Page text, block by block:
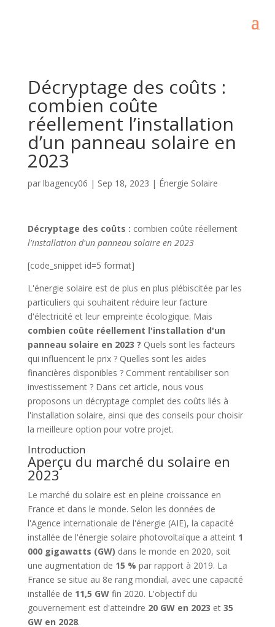
Décryptage des coûts :
combien coûte
réellement l’installation
d’un panneau solaire en
2023
par lbagency06 | Sep 18, 2023 | Énergie Solaire
Décryptage des coûts : combien coûte réellement
l'installation d'un panneau solaire en 2023
[code_snippet id=5 format]
L'énergie solaire est de plus en plus plébiscitée par les
particuliers qui souhaitent réduire leur facture
d'électricité et leur empreinte écologique. Mais
combien coûte réellement l'installation d'un
panneau solaire en 2023 ? Quels sont les facteurs
qui influencent le prix ? Quelles sont les aides
financières disponibles ? Comment rentabiliser son
investissement ? Dans cet article, nous vous
proposons un décryptage complet des coûts liés à
l'installation solaire, ainsi que des conseils pour choisir
la meilleure option pour votre projet.
Introduction
Aperçu du marché du solaire en
2023
Le marché du solaire est en pleine croissance en
France et dans le monde. Selon les données de
l'Agence internationale de l'énergie (AIE), la capacité
installée de l'énergie solaire photovoltaïque a atteint 1
000 gigawatts (GW) dans le monde en 2020, soit
une augmentation de 15 % par rapport à 2019. La
France se situe au 8e rang mondial, avec une capacité
installée de 11,5 GWfin 2020. L'objectif du
gouvernement est d'atteindre 20 GW en 2023 et 35
GW en 2028.